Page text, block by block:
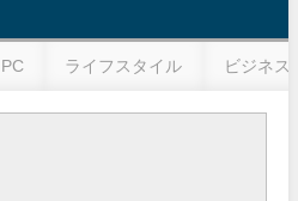
ライフスタイル ビジネス